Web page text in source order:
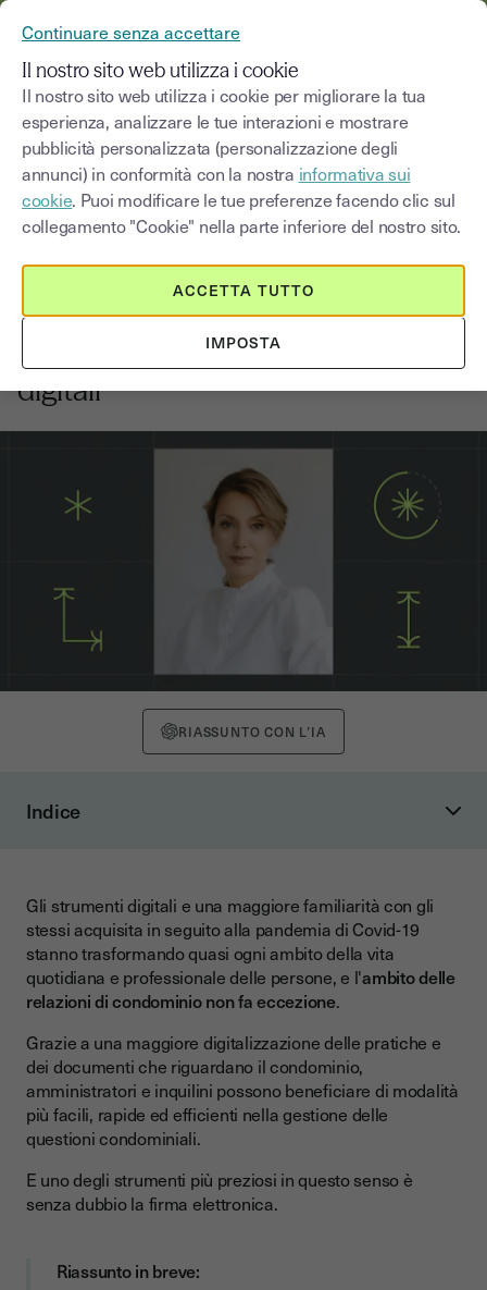
Blog
Seleziona una categoria Saisissez un terme
Firma elettronica per condomini:
verso assemblee, verbali e delibere
digitali
RIASSUNTO CON L’IA
Indice
condominiali online
Codice dell'Amministrazione Digitale (CAD): validità
giuridica
Regolamento europeo eIDAS: quadro normativo europeo
Firme elettroniche: le diverse tipologie
Firma elettronica semplice (FES)
Firma elettronica avanzata (FEA)
Assemblee condominiali online: modalità e requisiti legali
Svolgimento dell'assemblea in videoconferenza
Gli strumenti digitali e una maggiore familiarità con gli
stessi acquisita in seguito alla pandemia di Covid-19
stanno trasformando quasi ogni ambito della vita
quotidiana e professionale delle persone, e l'ambito delle
relazioni di condominio non fa eccezione.
Grazie a una maggiore digitalizzazione delle pratiche e
dei documenti che riguardano il condominio,
amministratori e inquilini possono beneficiare di modalità
più facili, rapide ed efficienti nella gestione delle
questioni condominiali.
E uno degli strumenti più preziosi in questo senso è
senza dubbio la firma elettronica.
Riassunto in breve:
Continuare senza accettare
Il nostro sito web utilizza i cookie
Il nostro sito web utilizza i cookie per migliorare la tua
esperienza, analizzare le tue interazioni e mostrare
pubblicità personalizzata (personalizzazione degli
annunci) in conformità con la nostra informativa sui
cookie. Puoi modificare le tue preferenze facendo clic sul
collegamento "Cookie" nella parte inferiore del nostro sito.
IMPOSTA
ACCETTA TUTTO